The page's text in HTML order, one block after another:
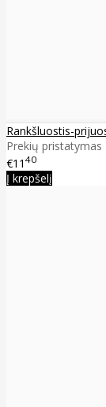
Rankšluostis-
Prekių
€11 40
Į krepšelį